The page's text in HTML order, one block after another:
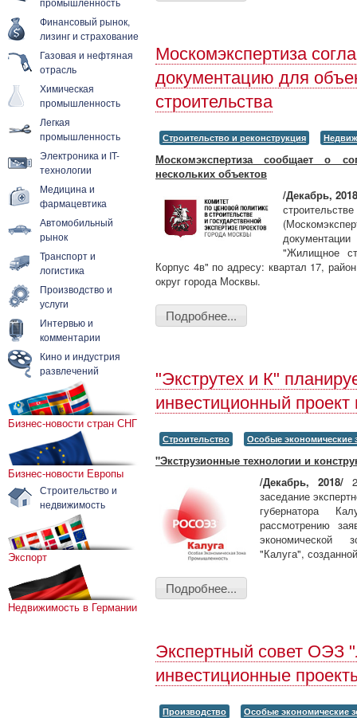
Финансовый рынок,
лизинг и страхование
Газовая и нефтяная
отрасль
Химическая
промышленность
Легкая
промышленность
Электроника и IT-
технологии
Медицина и
фармацевтика
Автомобильный
рынок
Транспорт и
логистика
Производство и
услуги
Интервью и
комментарии
Кино и индустрия
развлечений
Бизнес-новости стран СНГ
Бизнес-новости Европы
Строительство и
недвижимость
Экспорт
Недвижимость в Германии
Москомэкспертиза
документацию для
строительства
Строительство и реконструкция
Москомэкспертиза сообщает о
нескольких объектов
/Декабрь,
"Жилищное
Корпус 4в" по адресу: квартал 17,
округ города Москвы.
Подробнее...
"Экструтех и К"
инвестиционный
Строительство Особые
"Экструзионные технологии и
/Декабрь, 2018/
заседание
губернатора
рассмотрению
экономической
"Калуга",
Подробнее...
Экспертный совет ОЭЗ
инвестиционные
Производство Особые экономические